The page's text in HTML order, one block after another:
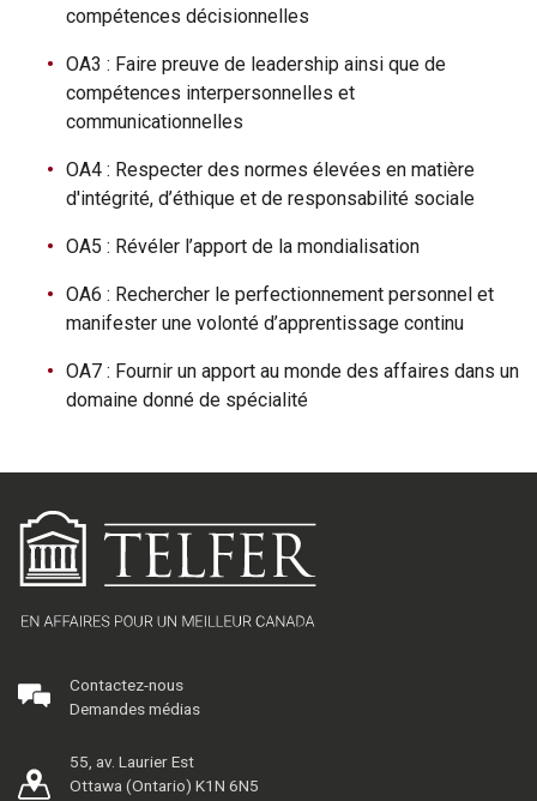
compétences décisionnelles
OA3 : Faire preuve de leadership ainsi que de
compétences interpersonnelles et
communicationnelles
OA4 : Respecter des normes élevées en matière
d'intégrité, d’éthique et de responsabilité sociale
OA5 : Révéler l’apport de la mondialisation
OA6 : Rechercher le perfectionnement personnel et
manifester une volonté d’apprentissage continu
OA7 : Fournir un apport au monde des affaires dans un
domaine donné de spécialité
Contactez-nous
Demandes médias
55, av. Laurier Est
Ottawa (Ontario) K1N 6N5